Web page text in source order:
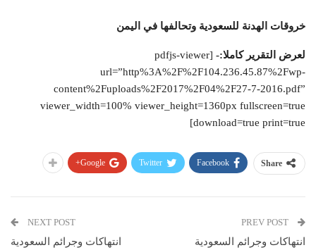
خروقات الهدنة للسعودية وتحالفها في اليمن
لعرض التقرير كاملا:- [pdfjs-viewer
url=”http%3A%2F%2F104.236.45.87%2Fwp-
content%2Fuploads%2F2017%2F04%2F27-7-2016.pdf”
viewer_width=100% viewer_height=1360px fullscreen=true
download=true print=true]
Share
Facebook
Twitter
Google+
انتهاكات وجرائم السعودية
NEXT POST
انتهاكات وجرائم السعودية